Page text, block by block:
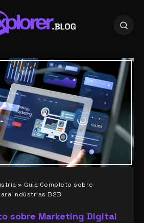
» Guia Completo sobre
Indústrias B2B
sobre Marketing Digital